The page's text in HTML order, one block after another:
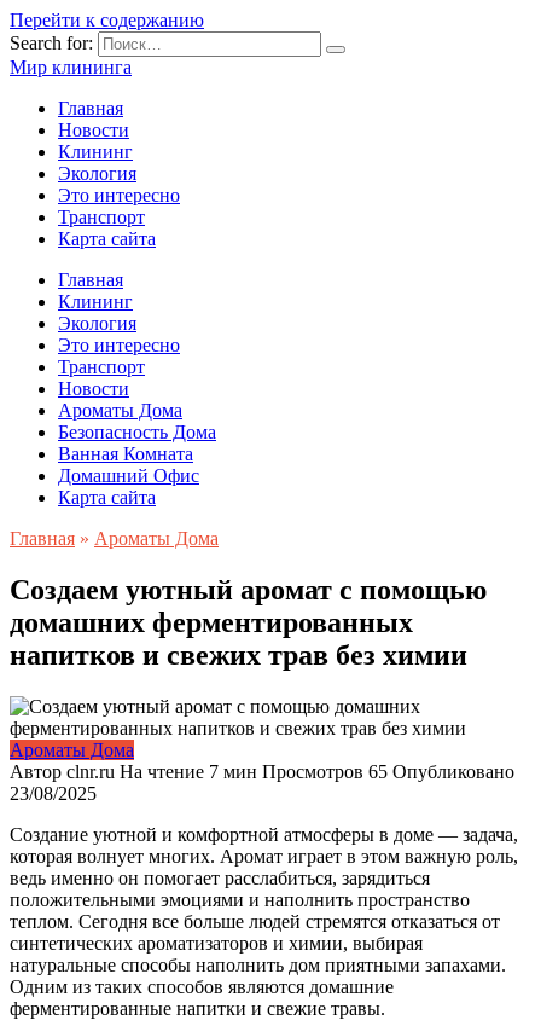
Перейти к содержанию
Search for:
Мир клининга
Главная
Новости
Клининг
Экология
Это интересно
Транспорт
Карта сайта
Главная
Клининг
Экология
Это интересно
Транспорт
Новости
Ароматы Дома
Безопасность Дома
Ванная Комната
Домашний Офис
Карта сайта
Главная » Ароматы Дома
Создаем уютный аромат с помощью
домашних ферментированных
напитков и свежих трав без химии
Ароматы Дома
Автор clnr.ru На чтение 7 мин Просмотров 65 Опубликовано
23/08/2025
Создание уютной и комфортной атмосферы в доме — задача,
которая волнует многих. Аромат играет в этом важную роль,
ведь именно он помогает расслабиться, зарядиться
положительными эмоциями и наполнить пространство
теплом. Сегодня все больше людей стремятся отказаться от
синтетических ароматизаторов и химии, выбирая
натуральные способы наполнить дом приятными запахами.
Одним из таких способов являются домашние
ферментированные напитки и свежие травы.